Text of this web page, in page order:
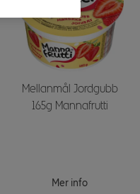
Mellanmål Jordgubb
165g Mannafrutti
Mer info